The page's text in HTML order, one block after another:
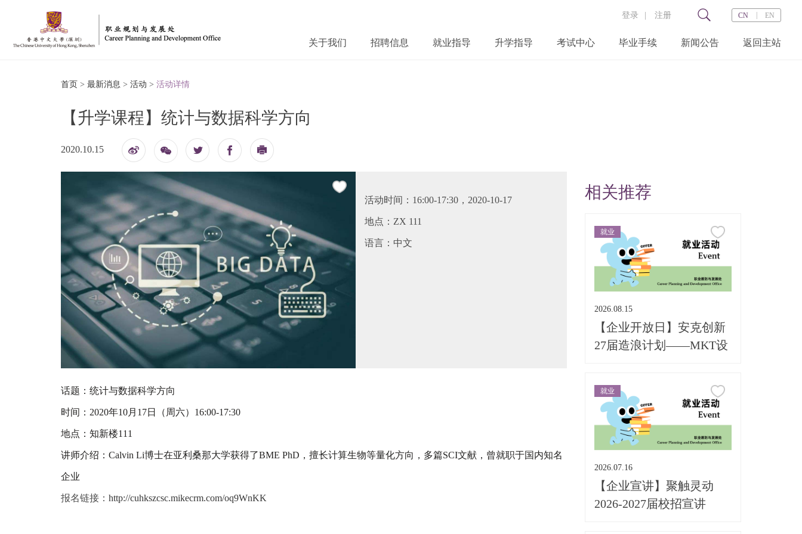
登录 注册 CN EN
关于我们 招聘信息 就业指导 升学指导 考试中心 毕业手续 新闻公告 返回主站
首页 > 最新消息 > 活动 > 活动详情
【升学课程】统计与数据科学方向
2020.10.15
博 信 印
活动时间：16:00-17:30，2020-10-17
地点：ZX 111
语言：中文
话题：统计与数据科学方向
时间： 2020年10月 17日（周六） 16:00-17:30
地点：知新楼111
讲师介绍： Calvin Li博士在亚利桑那大学获得了BME PhD ，擅长计算生物等量化方向，多篇SCI文献，曾就职于国内知名
企业
报名链接： http://cuhkszcsc.mikecrm.com/oq9WnKK
相关推荐
就业
2026.08.15
【企业开放日】安克创新
27届造浪计划——MKT设
就业
2026.07.16
【企业宣讲】聚触灵动
2026-2027届校招宣讲